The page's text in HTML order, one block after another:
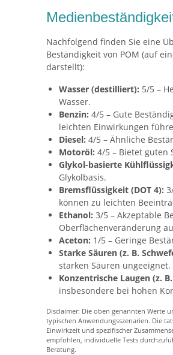
Nachfolgend finden Sie eine
Beständigkeit von POM (auf
darstellt):
Wasser (destilliert): 5/5 –
Wasser.
Benzin: 4/5 – Gute
leichten Einwirkungen
Diesel: 4/5 – Ähnliche
Motoröl: 4/5 – Bietet guten
Glykol-basierte
Glykolbasis.
Bremsflüssigkeit (DOT 4):
können zu leichten
Ethanol: 3/5 – Akzeptable
Oberflächenveränderung
Aceton: 1/5 – Geringe
Starke Säuren (z. B.
starken Säuren ungeeignet.
Konzentrische Laugen (z.
insbesondere bei hohen
Disclaimer: Die oben genannten Werte
typischen Anwendungsszenarien. Die
Einwirkzeit und spezifischer
empfohlen, individuelle Tests
Beratung.